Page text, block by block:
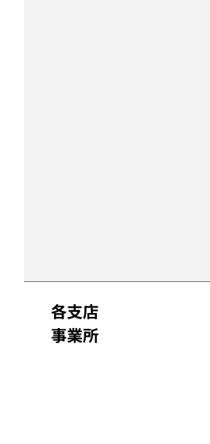
各支店
事業所